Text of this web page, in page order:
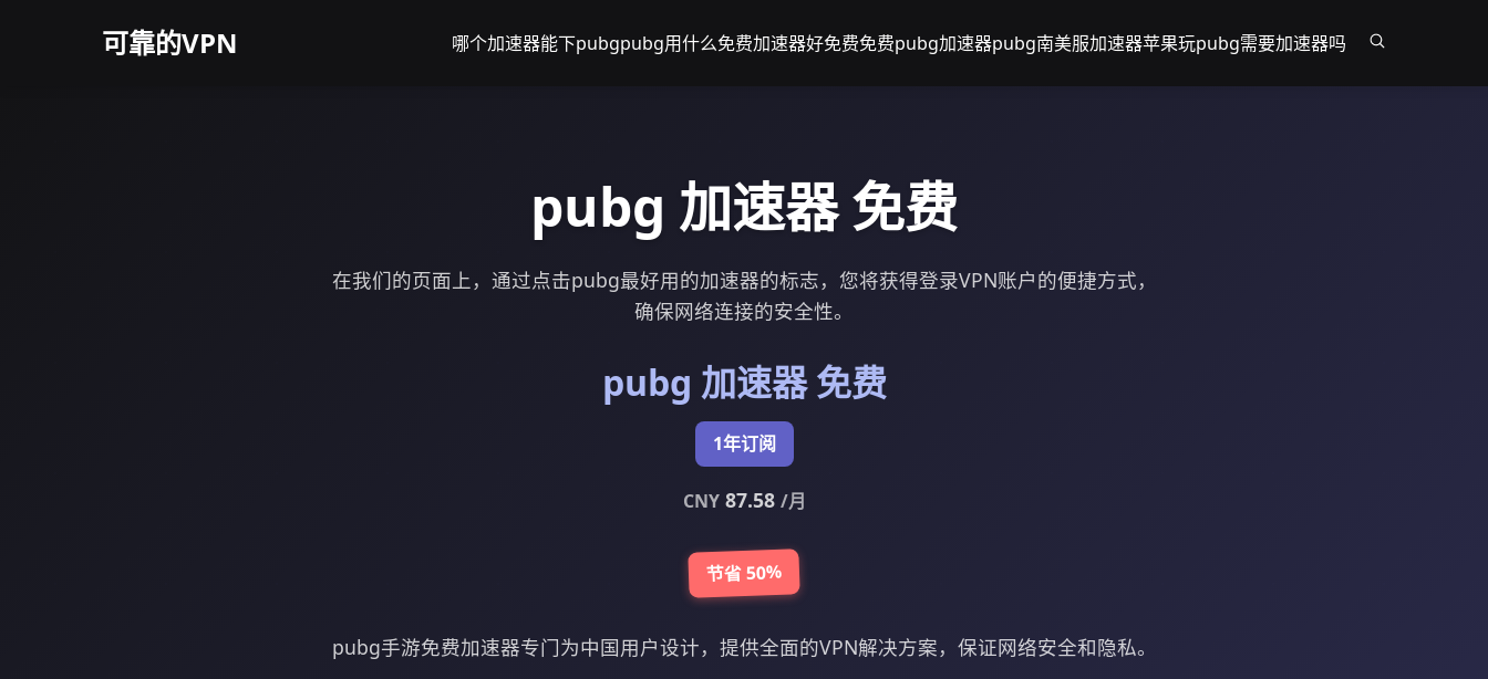
可靠的VPN 哪个加速器能下pubgpubg用什么免费加速器好免费免费pubg加速器pubg南美服加速器苹果玩pubg需要加速器吗
pubg 加速器 免费
在我们的页面上，通过点击pubg最好用的加速器的标志，您将获得登录VPN账户的便捷方式，
确保网络连接的安全性。
pubg 加速器 免费
1年订阅
CNY87.58 /月
节省 50%
pubg手游免费加速器专门为中国用户设计，提供全面的VPN解决方案，保证网络安全和隐私。